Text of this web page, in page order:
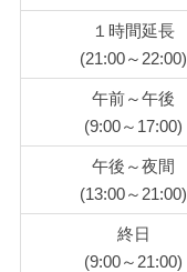
１時間延長
(21:00～22:00)
午前～午後
(9:00～17:00)
午後～夜間
(13:00～21:00)
終日
(9:00～21:00)